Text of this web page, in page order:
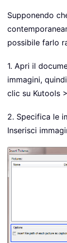
Supponendo
possibile farlo
1. Apri il
immagini,
clic su Kutools
2. Specifica le
Inserisci